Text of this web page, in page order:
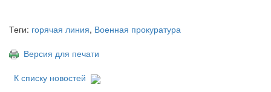
Теги: горячая линия, Военная прокуратура
Версия для печати
К списку новостей